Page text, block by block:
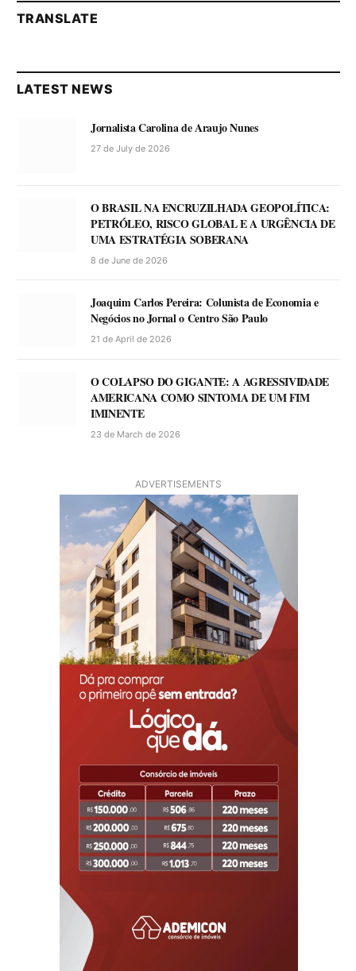
TRANSLATE
LATEST NEWS
Jornalista Carolina de Araujo Nunes
27 de July de 2026
O BRASIL NA ENCRUZILHADA GEOPOLÍTICA:
PETRÓLEO, RISCO GLOBAL E A URGÊNCIA DE
UMA ESTRATÉGIA SOBERANA
8 de June de 2026
Joaquim Carlos Pereira: Colunista de Economia e
Negócios no Jornal o Centro São Paulo
21 de April de 2026
O COLAPSO DO GIGANTE: A AGRESSIVIDADE
AMERICANA COMO SINTOMA DE UM FIM
IMINENTE
23 de March de 2026
ADVERTISEMENTS